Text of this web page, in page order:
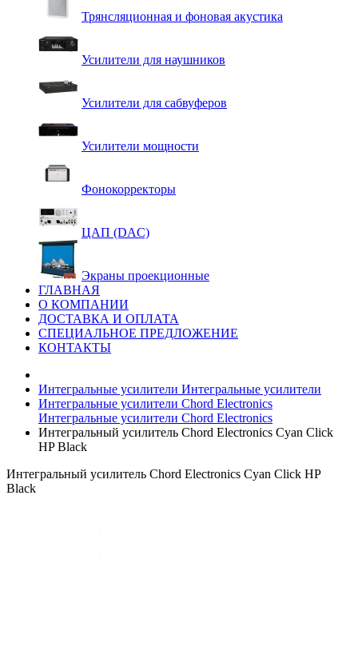
Трянсляционная и фоновая акустика
Усилители для наушников
Усилители для сабвуферов
Усилители мощности
Фонокорректоры
ЦАП (DAC)
Экраны проекционные
ГЛАВНАЯ
О КОМПАНИИ
ДОСТАВКА И ОПЛАТА
СПЕЦИАЛЬНОЕ ПРЕДЛОЖЕНИЕ
КОНТАКТЫ
Интегральные усилители Интегральные усилители
Интегральные усилители Chord Electronics
Интегральные усилители Chord Electronics
Интегральный усилитель Chord Electronics Cyan Click
HP Black
Интегральный усилитель Chord Electronics Cyan Click HP
Black